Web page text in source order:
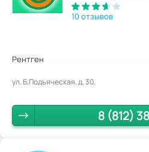
10 отзывов
Рентген
ул. Б.Подъяческая, д. 30.
8 (812)